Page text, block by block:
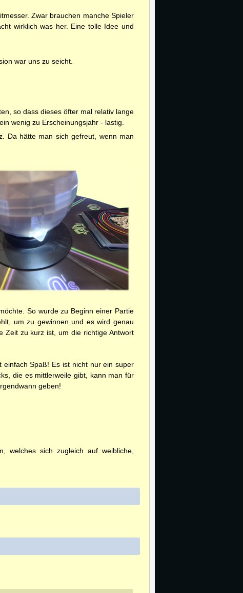
Zwar brauchen manche Spieler
wirklich was her. Eine tolle Idee und
war uns zu seicht.
so dass dieses öfter mal relativ lange
wenig zu Erscheinungsjahr - lastig.
Da hätte man sich gefreut, wenn man
So wurde zu Beginn einer Partie
um zu gewinnen und es wird genau
Zeit zu kurz ist, um die richtige Antwort
Spaß! Es ist nicht nur ein super
die es mittlerweile gibt, kann man für
geben!
welches sich zugleich auf weibliche,